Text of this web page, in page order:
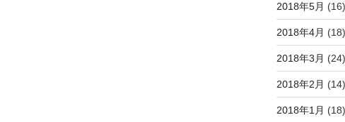
2018年5月 (16)
2018年4月 (18)
2018年3月 (24)
2018年2月 (14)
2018年1月 (18)